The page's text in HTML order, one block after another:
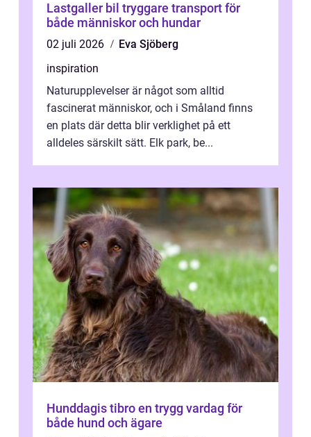
Lastgaller bil tryggare transport för
både människor och hundar
02 juli 2026
Eva Sjöberg
inspiration
Naturupplevelser är något som alltid
fascinerat människor, och i Småland finns
en plats där detta blir verklighet på ett
alldeles särskilt sätt. Elk park, be...
Hunddagis tibro en trygg vardag för
både hund och ägare